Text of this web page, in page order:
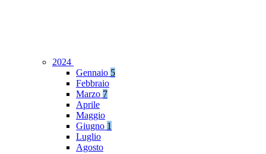
2024
Gennaio 5
Febbraio
Marzo 7
Aprile
Maggio
Giugno 1
Luglio
Agosto